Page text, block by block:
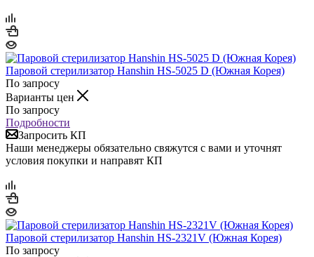
Паровой стерилизатор Hanshin HS-5025 D (Южная Корея)
По запросу
Варианты цен
По запросу
Подробности
Запросить КП
Наши менеджеры обязательно свяжутся с вами и уточнят
условия покупки и направят КП
Паровой стерилизатор Hanshin HS-2321V (Южная Корея)
По запросу